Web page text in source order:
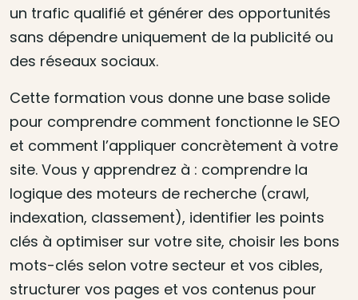
un trafic qualifié et générer des opportunités
sans dépendre uniquement de la publicité ou
des réseaux sociaux.
Cette formation vous donne une base solide
pour comprendre comment fonctionne le SEO
et comment l’appliquer concrètement à votre
site. Vous y apprendrez à : comprendre la
logique des moteurs de recherche (crawl,
indexation, classement), identifier les points
clés à optimiser sur votre site, choisir les bons
mots-clés selon votre secteur et vos cibles,
structurer vos pages et vos contenus pour